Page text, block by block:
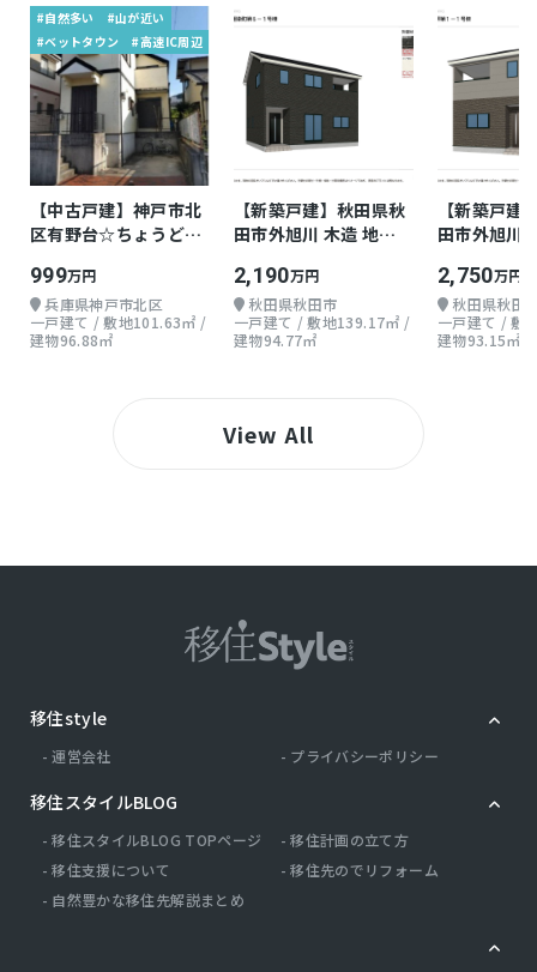
#自然多い
#山が近い
#ベットタウン
#高速IC周辺
【中古戸建】神戸市北
区有野台☆ちょうどよ
999万円
兵庫県神戸市北区
一戸建て / 敷地101.63㎡ /
建物96.88㎡
【新築戸建】秋田県秋
田市外旭川 木造 地上2
2,190万円
秋田県秋田市
一戸建て / 敷地139.17㎡ /
建物94.77㎡
【新築戸建
田市外旭川
2,750万円
秋田県秋田
一戸建て / 敷
建物93.15㎡
View All
移住style
運営会社 プライバシーポリシー
移住スタイルBLOG
移住スタイルBLOG TOPページ
移住計画の立て方
移住支援について
移住先のでリフォーム
自然豊かな移住先解説まとめ